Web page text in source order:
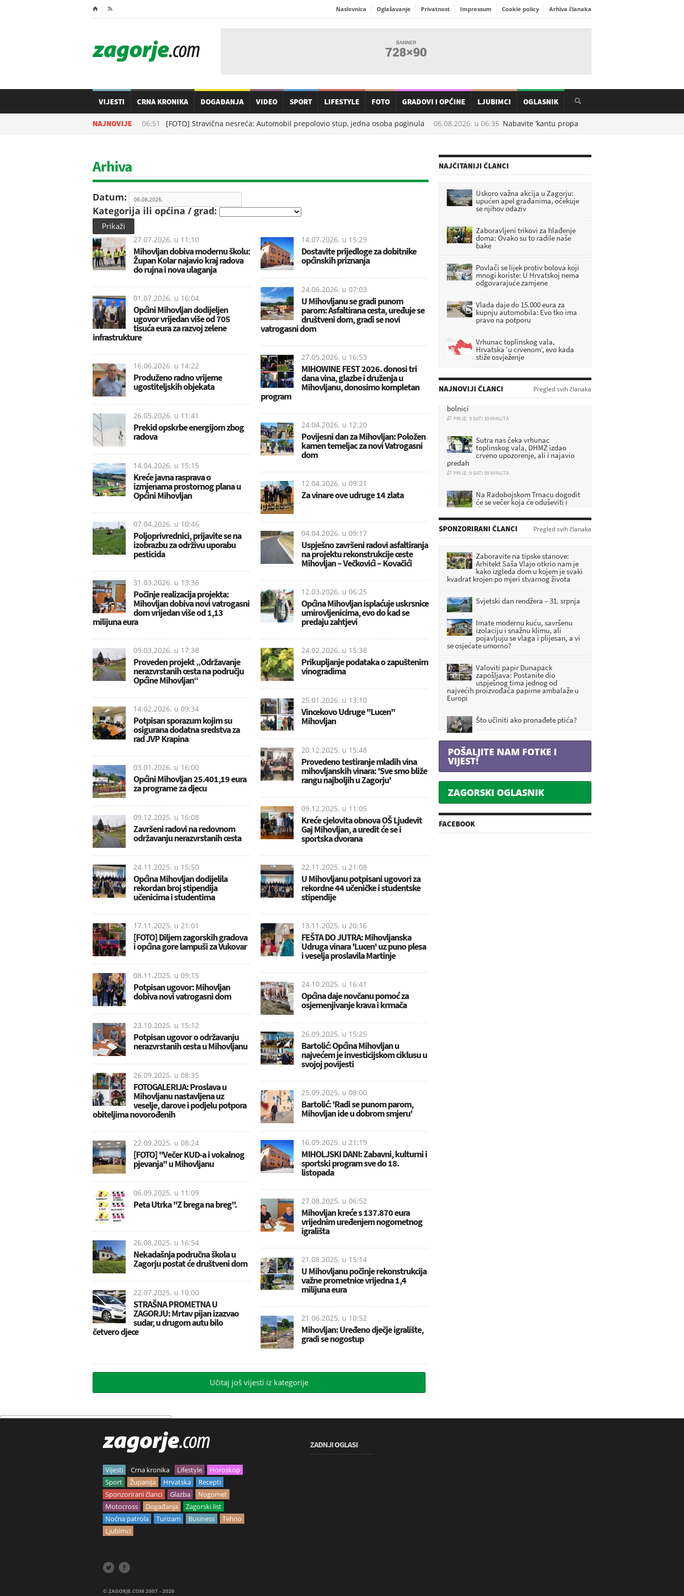
⌂  Naslovnica Oglašavanje Privatnost Impressum Cookie policy Arhiva članaka
VIJESTI CRNA KRONIKA DOGAĐANJA VIDEO SPORT LIFESTYLE FOTO GRADOVI I OPĆINE LJUBIMCI OGLASNIK
NAJNOVIJE
06.08.2026. u 06:51 [FOTO] Stravična nesreća: Automobil prepolovio stup, jedna osoba poginula 06.08.2026. u06:35 Nabavite ‘kantu propasti’ i riješete se komaraca
Arhiva
Datum:
Kategorija ili općina / grad:
Prikaži
27.07.2026. u 11:10
Mihovljan dobiva modernu školu:
Župan Kolar najavio kraj radova
do rujna i nova ulaganja
01.07.2026. u 16:04
Općini Mihovljan dodijeljen
ugovor vrijedan više od 705
tisuća eura za razvoj zelene
infrastrukture
16.06.2026. u 14:22
Produženo radno vrijeme
ugostiteljskih objekata
26.05.2026. u 11:41
Prekid opskrbe energijom zbog
radova
14.04.2026. u 15:15
Kreće javna rasprava o
izmjenama prostornog plana u
Općini Mihovljan
07.04.2026. u 10:46
Poljoprivrednici, prijavite se na
izobrazbu za održivu uporabu
pesticida
31.03.2026. u 13:36
Počinje realizacija projekta:
Mihovljan dobiva novi vatrogasni
dom vrijedan više od 1,13
milijuna eura
09.03.2026. u 17:38
Proveden projekt „Održavanje
nerazvrstanih cesta na području
Općine Mihovljan“
14.02.2026. u 09:34
Potpisan sporazum kojim su
osigurana dodatna sredstva za
rad JVP Krapina
03.01.2026. u 16:00
Općini Mihovljan 25.401,19 eura
za programe za djecu
09.12.2025. u 16:08
Završeni radovi na redovnom
održavanju nerazvrstanih cesta
24.11.2025. u 15:50
Općina Mihovljan dodijelila
rekordan broj stipendija
učenicima i studentima
17.11.2025. u 21:01
[FOTO] Diljem zagorskih gradova
i općina gore lampuši za Vukovar
08.11.2025. u 09:15
Potpisan ugovor: Mihovljan
dobiva novi vatrogasni dom
23.10.2025. u 15:12
Potpisan ugovor o održavanju
nerazvrstanih cesta u Mihovljanu
26.09.2025. u 08:35
FOTOGALERIJA: Proslava u
Mihovljanu nastavljena uz
veselje, darove i podjelu potpora
obiteljima novorođenih
22.09.2025. u 08:24
[FOTO] ''Večer KUD-a i vokalnog
pjevanja'' u Mihovljanu
06.09.2025. u 11:09
Peta Utrka ''Z brega na breg''.
26.08.2025. u 16:54
Nekadašnja područna škola u
Zagorju postat će društveni dom
22.07.2025. u 10:00
STRAŠNA PROMETNA U
ZAGORJU: Mrtav pijan izazvao
sudar, u drugom autu bilo
četvero djece
14.07.2026. u 15:29
Dostavite prijedloge za dobitnike
općinskih priznanja
24.06.2026. u 07:03
U Mihovljanu se gradi punom
parom: Asfaltirana cesta, uređuje se
društveni dom, gradi se novi
vatrogasni dom
27.05.2026. u 16:53
MIHOWINE FEST 2026. donosi tri
dana vina, glazbe i druženja u
Mihovljanu, donosimo kompletan
program
24.04.2026. u 12:20
Povijesni dan za Mihovljan: Položen
kamen temeljac za novi Vatrogasni
dom
12.04.2026. u 09:21
Za vinare ove udruge 14 zlata
04.04.2026. u 09:17
Uspješno završeni radovi asfaltiranja
na projektu rekonstrukcije ceste
Mihovljan – Večkovići – Kovačići
12.03.2026. u 06:25
Općina Mihovljan isplaćuje uskrsnice
umirovljenicima, evo do kad se
predaju zahtjevi
24.02.2026. u 15:38
Prikupljanje podataka o zapuštenim
vinogradima
25.01.2026. u 13:10
Vincekovo Udruge ''Lucen''
Mihovljan
20.12.2025. u 15:48
Provedeno testiranje mladih vina
mihovljanskih vinara: 'Sve smo bliže
rangu najboljih u Zagorju'
09.12.2025. u 11:05
Kreće cjelovita obnova OŠ Ljudevit
Gaj Mihovljan, a uredit će se i
sportska dvorana
22.11.2025. u 21:08
U Mihovljanu potpisani ugovori za
rekordne 44 učeničke i studentske
stipendije
13.11.2025. u 20:16
FEŠTA DO JUTRA: Mihovljanska
Udruga vinara 'Lucen' uz puno plesa
i veselja proslavila Martinje
24.10.2025. u 16:41
Općina daje novčanu pomoć za
osjemenjivanje krava i krmača
26.09.2025. u 15:25
Bartolić: Općina Mihovljan u
najvećem je investicijskom ciklusu u
svojoj povijesti
25.09.2025. u 08:00
Bartolić: 'Radi se punom parom,
Mihovljan ide u dobrom smjeru'
16.09.2025. u 21:19
MIHOLJSKI DANI: Zabavni, kulturni i
sportski program sve do 18.
listopada
27.08.2025. u 06:52
Mihovljan kreće s 137.870 eura
vrijednim uređenjem nogometnog
igrališta
21.08.2025. u 15:14
U Mihovljanu počinje rekonstrukcija
važne prometnice vrijedna 1,4
milijuna eura
21.06.2025. u 10:52
Mihovljan: Uređeno dječje igralište,
gradi se nogostup
Učitaj još vijesti iz kategorije
NAJČITANIJI ČLANCI
Uskoro važna akcija u Zagorju:
upućen apel građanima, očekuje
se njihov odaziv
Zaboravljeni trikovi za hlađenje
doma: Ovako su to radile naše
bake
Povlači se lijek protiv bolova koji
mnogi koriste: U Hrvatskoj nema
odgovarajuće zamjene
Vlada daje do 15.000 eura za
kupnju automobila: Evo tko ima
pravo na potporu
Vrhunac toplinskog vala,
Hrvatska ‘u crvenom’, evo kada
stiže osvježenje
NAJNOVIJI ČLANCI Pregled svih članaka
Buknuo požar: Eksplodirao
aparat za gašenje, jedan
vatrogasac privatne tvrtke u
 PRIJE: 9 SATI 39 MINUTA
toplinskog vala, DHMZ izdao
crveno upozorenje, ali i najavio
predah
 PRIJE: 9 SATI 59 MINUTA
će se večer koja će oduševiti i
djecu i odrasle
[FOTO] Stravična nesreća:
 PRIJE: 31 MINUTA
Upozorenje stručnjaka:
ugroziti opskrbu pitkom vodom'
 PRIJE: 9 SATI 12 MINUTA
SPONZORIRANI ČLANCI Pregled svih članaka
Zaboravite na tipske stanove:
Arhitekt Saša Vlajo otkrio nam je
kako izgleda dom u kojem je svaki
kvadrat krojen po mjeri stvarnog života
Svjetski dan rendžera – 31. srpnja
Imate modernu kuću, savršenu
izolaciju i snažnu klimu, ali
pojavljuju se vlaga i plijesan, a vi
se osjećate umorno?
Valoviti papir Dunapack
zapošljava: Postanite dio
uspješnog tima jednog od
najvećih proizvođača papirne ambalaže u
Europi
Što učiniti ako pronađete ptića?
POŠALJITE NAM FOTKE I
VIJEST!
ZAGORSKI OGLASNIK
FACEBOOK
Vijesti Crna kronika Lifestyle
Horoskop
Sport
Županija Hrvatska
Recepti
Sponzorirani članci
Glazba
Nogomet
Motocross
Događanja
Zagorski list
Noćna patrola
Turizam Business
Tehno
Ljubimci
 
ZADNJI OGLASI
© ZAGORJE.COM 2007 - 2026